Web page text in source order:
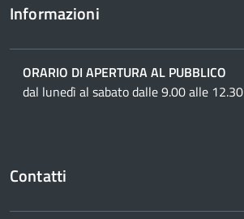
Informazioni
ORARIO DI APERTURA AL PUBBLICO
dal lunedì al sabato dalle 9.00 alle 12.30
Contatti